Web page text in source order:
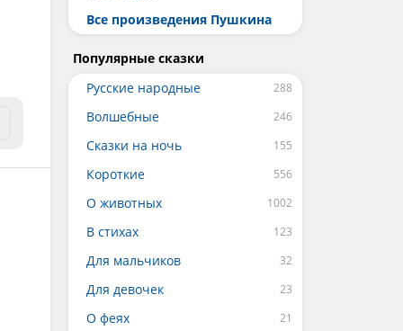
Все произведения Пушкина
Популярные сказки
Русские народные
Волшебные
Сказки на ночь
Короткие
О животных
В стихах
Для мальчиков
Для девочек
О феях